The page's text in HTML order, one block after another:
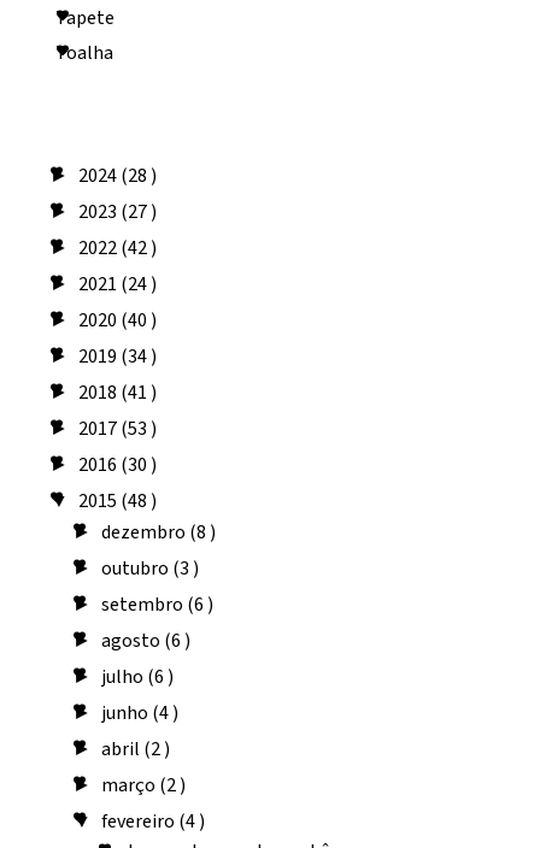
Tapete
Toalha
► 2024(28 )
► 2023 (27 )
► 2022(42 )
► 2021 (24 )
► 2020 (40 )
► 2019 (34 )
► 2018 (41 )
► 2017(53 )
► 2016 (30 )
▼ 2015 (48 )
►dezembro (8 )
►outubro (3 )
►setembro (6 )
►agosto (6 )
► julho (6 )
► junho (4 )
►abril (2 )
► março (2 )
▼fevereiro (4 )